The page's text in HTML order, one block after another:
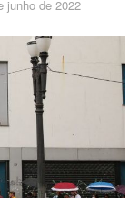
junho de 2022